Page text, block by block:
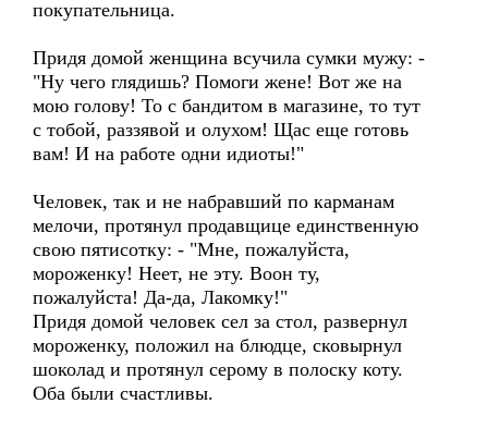
покупательница.
Придя домой женщина всучила сумки мужу: -
"Ну чего глядишь? Помоги жене! Вот же на
мою голову! То с бандитом в магазине, то тут
с тобой, раззявой и олухом! Щас еще готовь
вам! И на работе одни идиоты!"
Человек, так и не набравший по карманам
мелочи, протянул продавщице единственную
свою пятисотку: - "Мне, пожалуйста,
мороженку! Неет, не эту. Воон ту,
пожалуйста! Да-да, Лакомку!"
Придя домой человек сел за стол, развернул
мороженку, положил на блюдце, сковырнул
шоколад и протянул серому в полоску коту.
Оба были счастливы.